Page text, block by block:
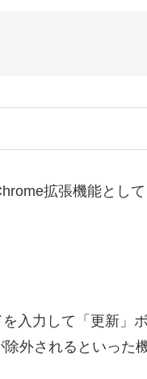
拡張機能とし
入力して「更新」
外されるといった